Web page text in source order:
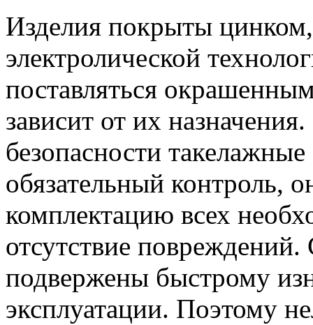
Изделия покрыты
электролической
поставляться
зависит от их
безопасности
обязательный контроль,
комплектацию всех
отсутствие
подвержены быстрому
эксплуатации. Поэтому